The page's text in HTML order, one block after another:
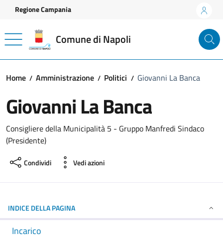
Vai ai contenuti
Vai al footer
Regione Campania
Comune di Napoli
Home Amministrazione Politici Giovanni La Banca
Giovanni La Banca
Consigliere della Municipalità 5 - Gruppo Manfredi Sindaco
(Presidente)
Condividi Vedi azioni
INDICE DELLA PAGINA
Incarico